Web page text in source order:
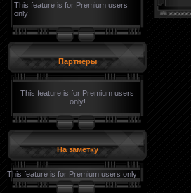
This feature is for Premium users
only!
Партнеры
This feature is for Premium users
only!
На заметку
This feature is for Premium users only!